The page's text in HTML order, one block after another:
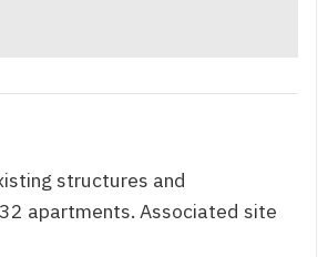
structures and
apartments. Associated site